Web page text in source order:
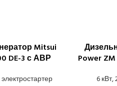
Mitsui
DE-3 с АВР
Power
6 кВт,